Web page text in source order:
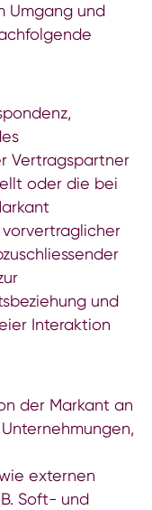
Umgang und
Vertragspartner
oder die bei
und
Interaktion
der Markant an
externen
Soft- und